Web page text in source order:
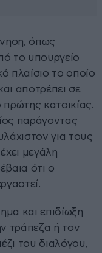
όπως
το υπουργείο
πλαίσιο το οποίο
αποτρέπει σε
κατοικίας.
παράγοντας
για τους
μεγάλη
ότι ο
και επιδίωξη
τράπεζα ή τον
του διαλόγου,